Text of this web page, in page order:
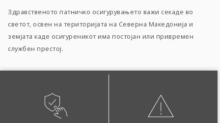
Здравственото патничко осигурувањето важи секаде во
светот, освен на територијата на Северна Македонија и
земјата каде осигуреникот има постојан или привремен
службен престој.